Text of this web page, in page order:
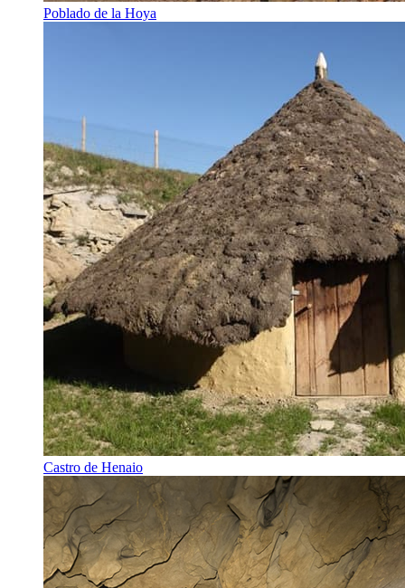
Poblado de la Hoya
Castro de Henaio